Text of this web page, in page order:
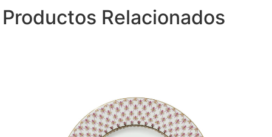
Productos Relacionados